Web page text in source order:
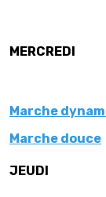
MERCREDI
Marche
Marche douce
JEUDI